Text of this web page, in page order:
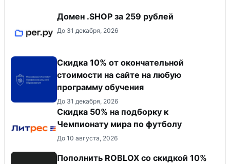
Домен .SHOP за 259 рублей
До 31 декабря, 2026
Скидка 10% от окончательной
стоимости на сайте на любую
программу обучения
До 31 декабря, 2026
Скидка 50% на подборку к
Чемпионату мира по футболу
До 10 августа, 2026
Пополнить ROBLOX со скидкой 10%